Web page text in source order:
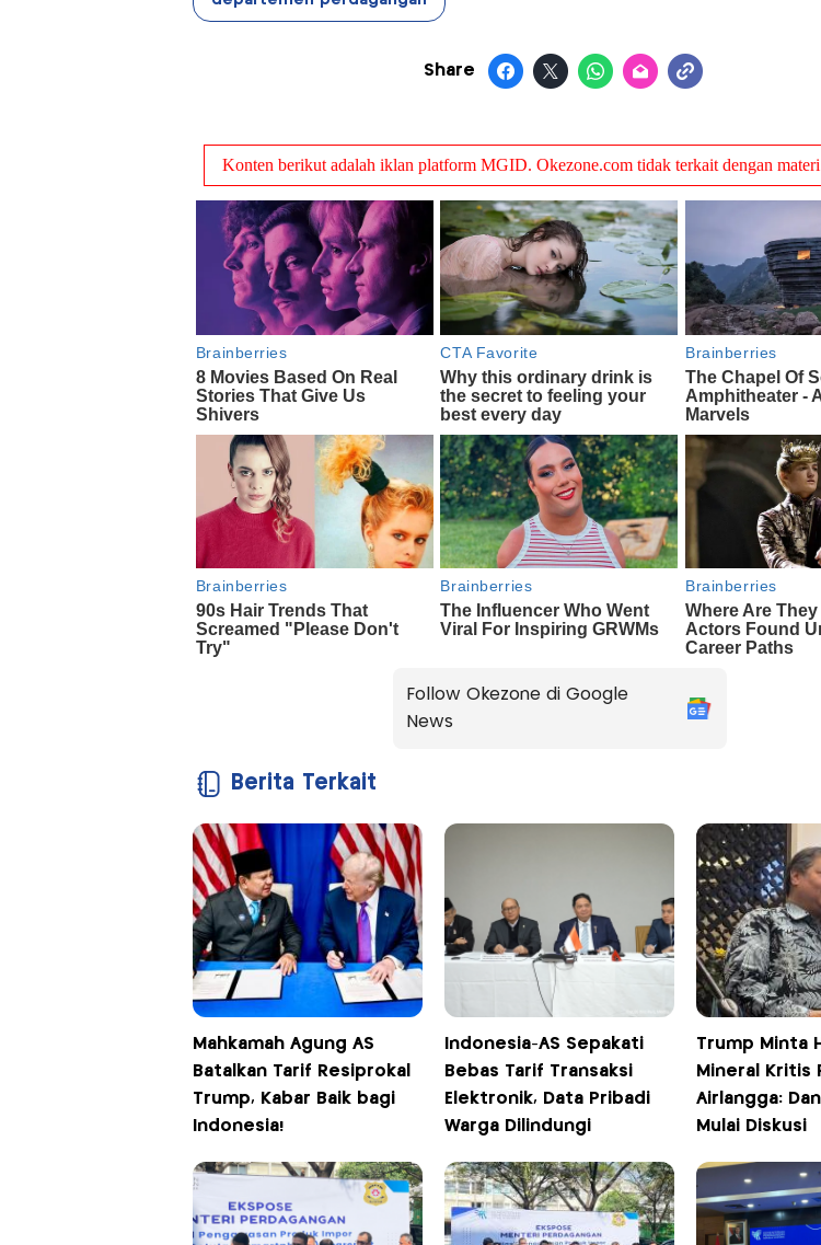
Share
Follow Okezone di Google
News
Berita Terkait
Mahkamah Agung AS
Batalkan Tarif Resiprokal
Trump, Kabar Baik bagi
Indonesia!
Indonesia-AS Sepakati
Bebas Tarif Transaksi
Elektronik, Data Pribadi
Warga Dilindungi
Trump Minta
Mineral Kritis
Airlangga:
Mulai Diskusi